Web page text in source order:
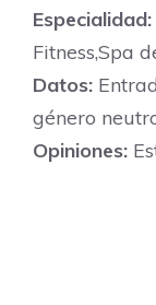
Especialidad:
Fitness,Spa
Datos:
género
Opiniones: